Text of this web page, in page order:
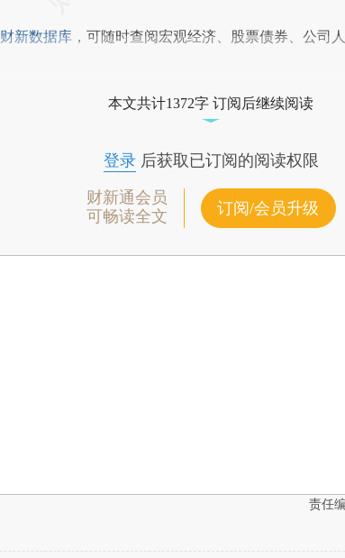
财新数据库 ，可随时查阅宏观经济、股票债券、公司
本文共计1372字 订阅后继续阅读
登录后获取已订阅的阅读权限
财新通会员
可畅读全文
订阅/会员升级
责任